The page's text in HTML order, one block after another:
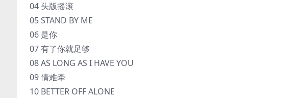
04 头版摇滚
05 STAND BY ME
06 是你
07 有了你就足够
08 AS LONG AS I HAVE YOU
09 情难牵
10 BETTER OFF ALONE